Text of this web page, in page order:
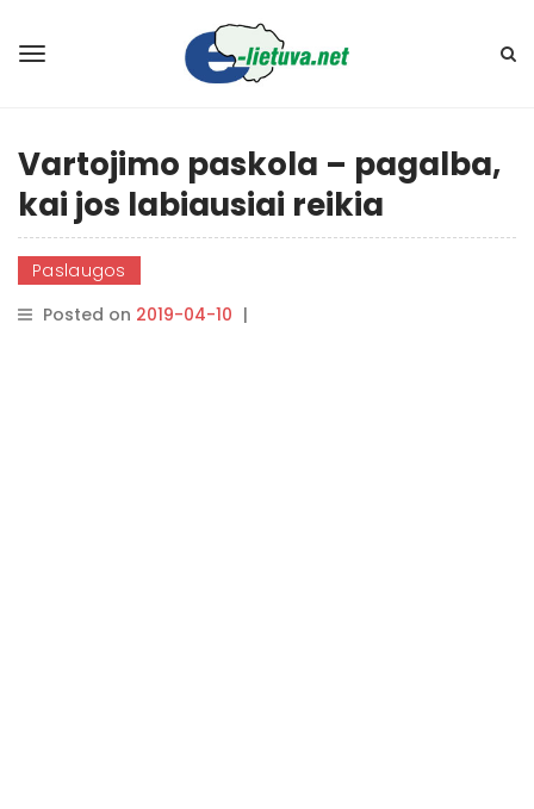
Vartojimo paskola – pagalba,
kai jos labiausiai reikia
Paslaugos
Posted on 2019-04-10 |